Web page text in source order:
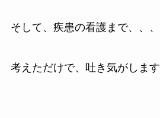
そして、疾患の看護まで、、、
考えただけで、吐き気がします